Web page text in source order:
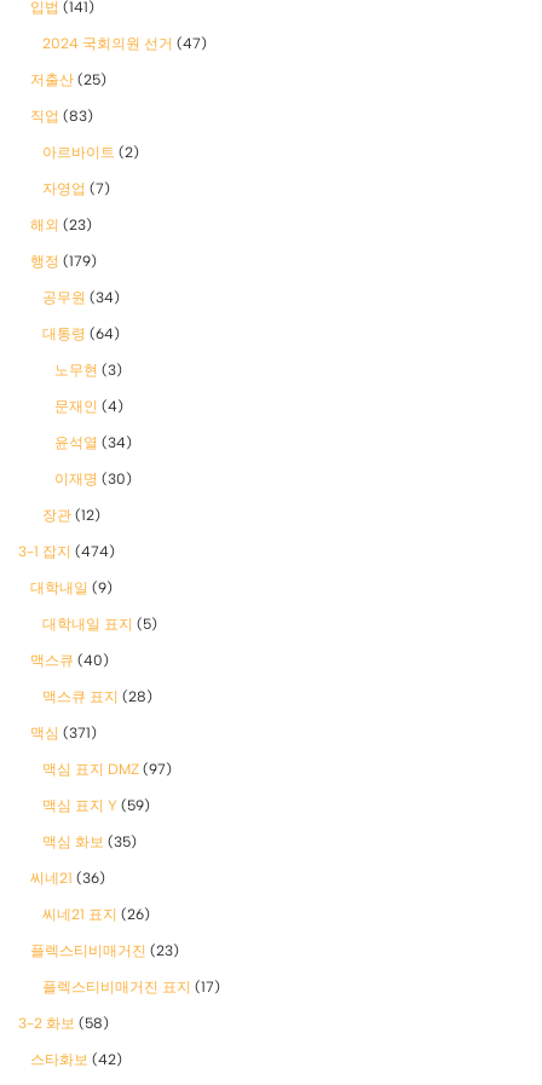
입법 (141)
2024 국회의원 선거 (47)
저출산 (25)
직업 (83)
아르바이트 (2)
자영업 (7)
해외 (23)
행정 (179)
공무원 (34)
대통령 (64)
노무현 (3)
문재인 (4)
윤석열 (34)
이재명 (30)
장관 (12)
3-1 잡지 (474)
대학내일 (9)
대학내일 표지 (5)
맥스큐 (40)
맥스큐 표지 (28)
맥심 (371)
맥심 표지 DMZ (97)
맥심 표지 Y (59)
맥심 화보 (35)
씨네21 (36)
씨네21 표지 (26)
플렉스티비매거진 (23)
플렉스티비매거진 표지 (17)
3-2 화보 (58)
스타화보 (42)